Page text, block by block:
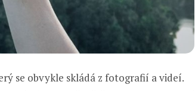
se obvykle skládá z fotografií a videí.